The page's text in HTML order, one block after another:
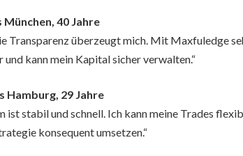
München, 40 Jahre
Transparenz überzeugt mich. Mit Maxfuledge
und kann mein Kapital sicher verwalten.“
Hamburg, 29 Jahre
ist stabil und schnell. Ich kann meine Trades
konsequent umsetzen.“